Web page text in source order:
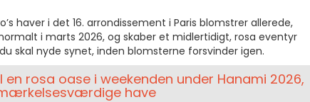
haver i det 16. arrondissement i Paris blomstrer allerede,
i marts 2026, og skaber et midlertidigt, rosa eventyr
skal nyde synet, inden blomsterne forsvinder igen.
en rosa oase i weekenden under Hanami 2026,
have